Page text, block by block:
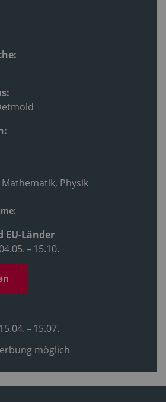
Physik
EU-Länder
– 15.10.
– 15.07.
möglich